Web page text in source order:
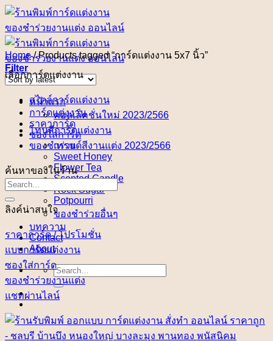
Skip
content
หน้าแรก
การ์ดแต่งงาน
ราคาการ์ด
ซองใส่การ์ด
ของชำร่วย
Sweet Honey
Flower Tea
Scented Candle
Rock Sugar
Potpourri
ของชำร่วยอื่นๆ
บทความ
Contact
About
Search
for:
Home /Products tagged “การ์ดแต่งงาน 5x7 นิ้ว”
Filter
เลือกการ์ดแต่งงาน
สไตล์การ์ดแต่งงาน
คอลเล็คชั่นใหม่ 2023/2566
โทนสีการ์ดแต่งงาน
เทรนด์สีงานแต่ง 2023/2566
ค้นหาของในร้าน
ลิงค์น่าสนใจ
ราคาการ์ด / โปรโมชั่น
แบบการ์ดแต่งงาน
ซองใส่การ์ด
ของชำร่วยงานแต่ง
แชทผ่านไลน์